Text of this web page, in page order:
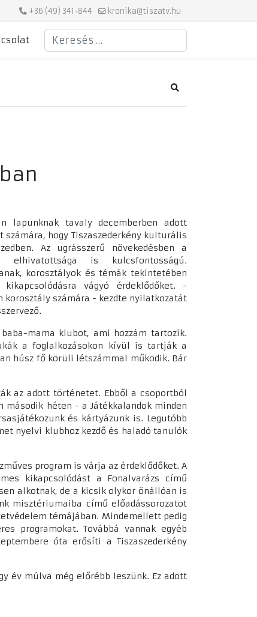
+36 (49) 341-844 kronika@tiszatv.hu
Keresés
Search
lapunknak tavaly decemberben adott
hogy Tiszaszederkény kulturális
Az ugrásszerű növekedésben a
elhivatottsága is kulcsfontosságú.
korosztályok és témák tekintetében
vágyó érdeklődőket. -
számára - kezdte nyilatkozatát
mama klubot, ami hozzám tartozik.
a foglalkozásokon kívül is tartják a
húsz fő körüli létszámmal működik. Bár
az adott történetet. Ebből a csoportból
héten - a Játékkalandok minden
és kártyázunk is. Legutóbb
nyelvi klubhoz kezdő és haladó tanulók
program is várja az érdeklődőket. A
kikapcsolódást a Fonalvarázs című
alkotnak, de a kicsik olykor önállóan is
misztériumaiba című előadássorozatot
témájában. Mindemellett pedig
programokat. Továbbá vannak egyéb
óta erősíti a Tiszaszederkény
év múlva még előrébb leszünk. Ez adott